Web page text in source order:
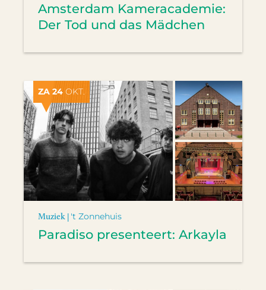
Amsterdam Kameracademie:
Der Tod und das Mädchen
ZA 24 OKT.
Muziek | 't Zonnehuis
Paradiso presenteert: Arkayla